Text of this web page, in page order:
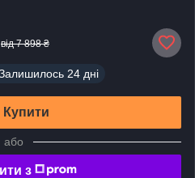
від 7 898 ₴
24 дні
Купити
або
з